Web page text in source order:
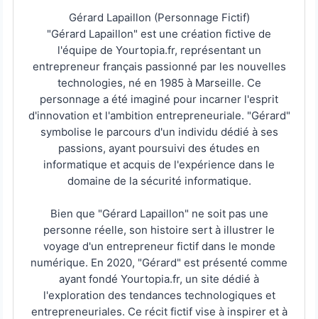
Gérard Lapaillon (Personnage Fictif)
"Gérard Lapaillon" est une création fictive de
l'équipe de Yourtopia.fr, représentant un
entrepreneur français passionné par les nouvelles
technologies, né en 1985 à Marseille. Ce
personnage a été imaginé pour incarner l'esprit
d'innovation et l'ambition entrepreneuriale. "Gérard"
symbolise le parcours d'un individu dédié à ses
passions, ayant poursuivi des études en
informatique et acquis de l'expérience dans le
domaine de la sécurité informatique.
Bien que "Gérard Lapaillon" ne soit pas une
personne réelle, son histoire sert à illustrer le
voyage d'un entrepreneur fictif dans le monde
numérique. En 2020, "Gérard" est présenté comme
ayant fondé Yourtopia.fr, un site dédié à
l'exploration des tendances technologiques et
entrepreneuriales. Ce récit fictif vise à inspirer et à